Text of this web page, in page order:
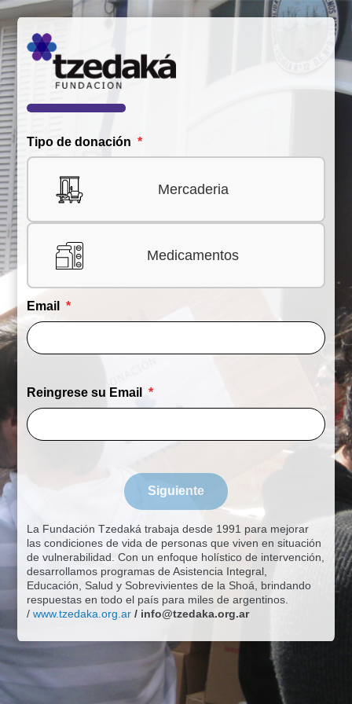
Tipo de donación
Mercaderia
Medicamentos
Email
Reingrese su Email
Siguiente
La Fundación Tzedaká trabaja desde 1991 para mejorar
las condiciones de vida de personas que viven en situación
de vulnerabilidad. Con un enfoque holístico de intervención,
desarrollamos programas de Asistencia Integral,
Educación, Salud y Sobrevivientes de la Shoá, brindando
respuestas en todo el país para miles de argentinos.
/ www.tzedaka.org.ar / info@tzedaka.org.ar